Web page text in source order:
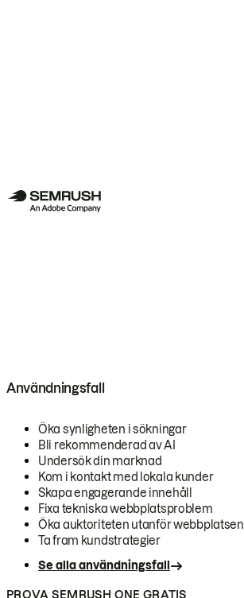
Användningsfall
Öka synligheten i sökningar
Bli rekommenderad av AI
Undersök din marknad
Kom i kontakt med lokala kunder
Skapa engagerande innehåll
Fixa tekniska webbplatsproblem
Öka auktoriteten utanför webbplatsen
Ta fram kundstrategier
Se alla användningsfall
PROVA SEMRUSH ONE GRATIS